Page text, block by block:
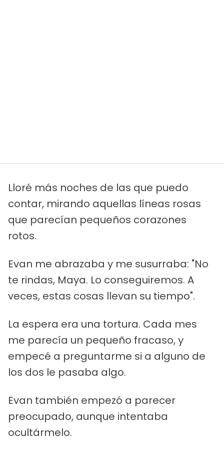
Lloré más noches de las que puedo
contar, mirando aquellas líneas rosas
que parecían pequeños corazones
rotos.
Evan me abrazaba y me susurraba: "No
te rindas, Maya. Lo conseguiremos. A
veces, estas cosas llevan su tiempo".
La espera era una tortura. Cada mes
me parecía un pequeño fracaso, y
empecé a preguntarme si a alguno de
los dos le pasaba algo.
Evan también empezó a parecer
preocupado, aunque intentaba
ocultármelo.